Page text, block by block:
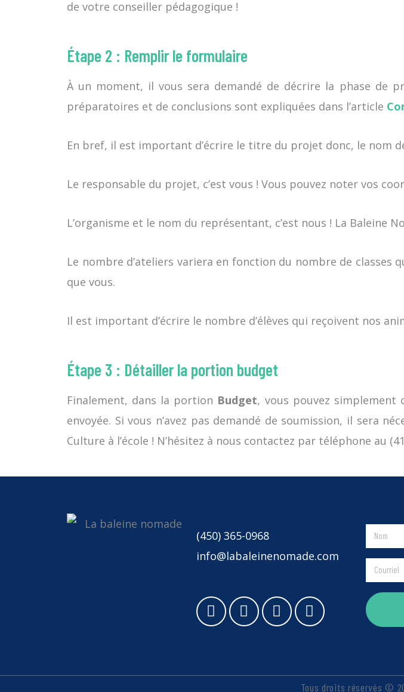
de votre conseiller pédagogique !
Étape 2 : Remplir le formulaire
À un moment, il vous sera demandé de décrire la phase de
préparatoires et de conclusions sont expliquées dans l’article
En bref, il est important d’écrire le titre du projet donc, le nom
Le responsable du projet, c’est vous ! Vous pouvez noter vos
L’organisme et le nom du représentant, c’est nous ! La Baleine
Le nombre d’ateliers variera en fonction du nombre de classes
que vous.
Il est important d’écrire le nombre d’élèves qui reçoivent nos
Étape 3 : Détailler la portion budget
Finalement, dans la portion Budget, vous pouvez simplement
envoyée. Si vous n’avez pas demandé de soumission, il sera
Culture à l’école ! N’hésitez à nous contactez par téléphone au
(450) 365-0968
info@labaleinenomade.com
Tous droits réservés ©